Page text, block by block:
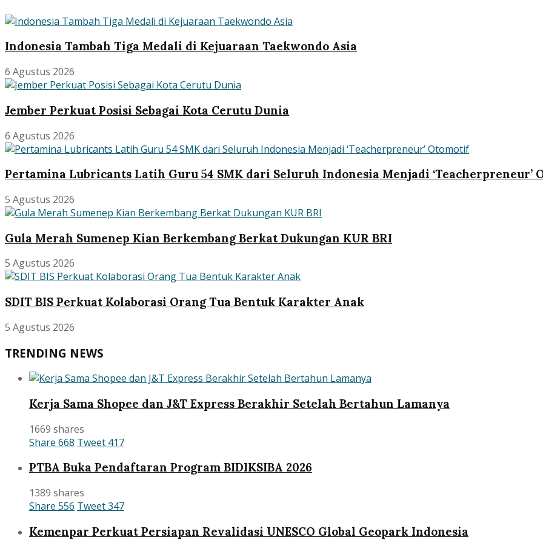
Indonesia Tambah Tiga Medali di Kejuaraan Taekwondo Asia
6 Agustus 2026
Jember Perkuat Posisi Sebagai Kota Cerutu Dunia
6 Agustus 2026
Pertamina Lubricants Latih Guru 54 SMK dari Seluruh Indonesia Menjadi ‘Teacherpreneur’
5 Agustus 2026
Gula Merah Sumenep Kian Berkembang Berkat Dukungan KUR BRI
5 Agustus 2026
SDIT BIS Perkuat Kolaborasi Orang Tua Bentuk Karakter Anak
5 Agustus 2026
TRENDING NEWS
Kerja Sama Shopee dan J&T Express Berakhir Setelah Bertahun Lamanya
1669 shares
Share 668 Tweet 417
PTBA Buka Pendaftaran Program BIDIKSIBA 2026
1389 shares
Share 556 Tweet347
Kemenpar Perkuat Persiapan Revalidasi UNESCO Global Geopark Indonesia